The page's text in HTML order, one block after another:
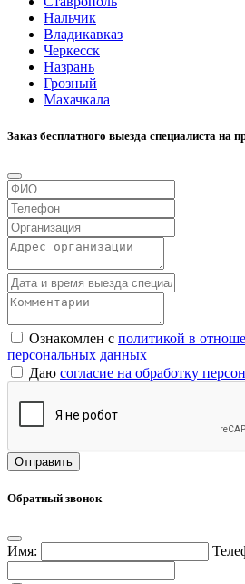
Нальчик
Владикавказ
Черкесск
Назрань
Грозный
Махачкала
Заказ бесплатного выезда специалиста на
Ознакомлен с политикой в
персональных данных
Даю согласие на обработку
Обратный звонок
Имя: